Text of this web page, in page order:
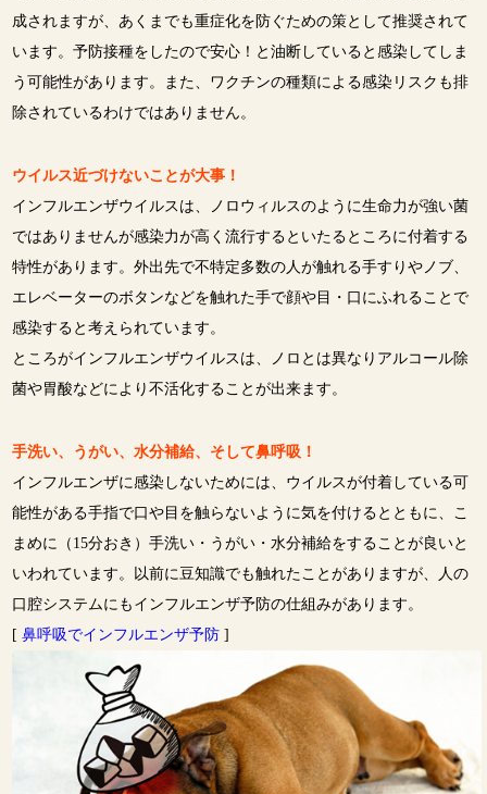
成されますが、あくまでも重症化を防ぐための策として推奨されて
います。予防接種をしたので安心！と油断していると感染してしま
う可能性があります。また、ワクチンの種類による感染リスクも排
除されているわけではありません。
ウイルス近づけないことが大事！
インフルエンザウイルスは、ノロウィルスのように生命力が強い菌
ではありませんが感染力が高く流行するといたるところに付着する
特性があります。外出先で不特定多数の人が触れる手すりやノブ、
エレベーターのボタンなどを触れた手で顔や目・口にふれることで
感染すると考えられています。
ところがインフルエンザウイルスは、ノロとは異なりアルコール除
菌や胃酸などにより不活化することが出来ます。
手洗い、うがい、水分補給、そして鼻呼吸！
インフルエンザに感染しないためには、ウイルスが付着している可
能性がある手指で口や目を触らないように気を付けるとともに、こ
まめに（15分おき）手洗い・うがい・水分補給をすることが良いと
いわれています。以前に豆知識でも触れたことがありますが、人の
口腔システムにもインフルエンザ予防の仕組みがあります。
[ 鼻呼吸でインフルエンザ予防]